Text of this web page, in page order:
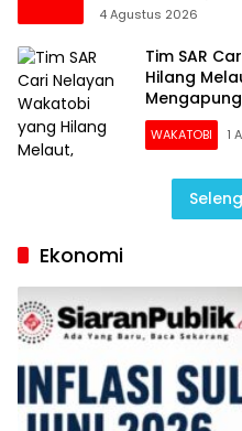
Barang Senilai
4 Agustus 2026
Tim SAR
Hilang
WAKATOBI 1
Ekonomi